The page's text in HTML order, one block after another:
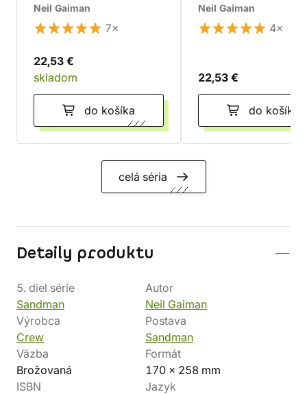
barevné vydání)
Neil Gaiman
7×
22,53 €
skladom
do košíka
barevné vydání)
Neil Gaiman
4×
22,53 €
do košíka
celá séria
Detaily produktu
5. diel série
Sandman
Autor
Neil Gaiman
Výrobca
Crew
Postava
Sandman
Väzba
Brožovaná
Formát
170 x 258 mm
ISBN
Jazyk